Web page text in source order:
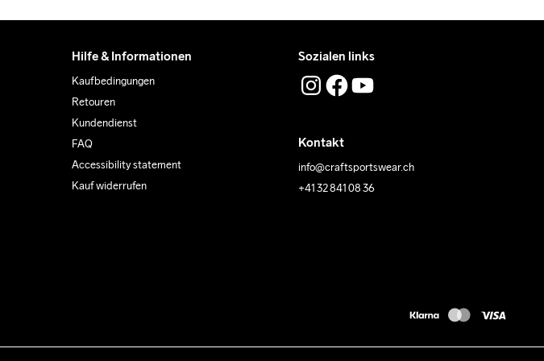
Hilfe & Informationen
Kaufbedingungen
Retouren
Kundendienst
FAQ
Accessibility statement
Kauf widerrufen
Sozialen links
Kontakt
info@craftsportswear.ch
+41 32 841 08 36